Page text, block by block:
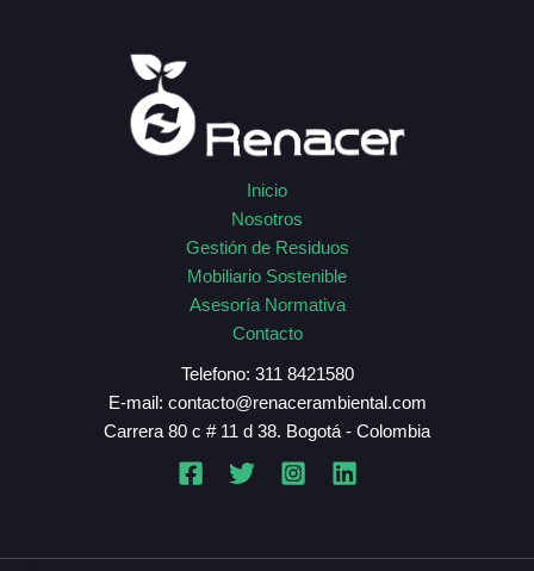
Inicio
Nosotros
Gestión de Residuos
Mobiliario Sostenible
Asesoría Normativa
Contacto
Telefono: 311 8421580
E-mail: contacto@renacerambiental.com
Carrera 80 c # 11 d 38. Bogotá - Colombia